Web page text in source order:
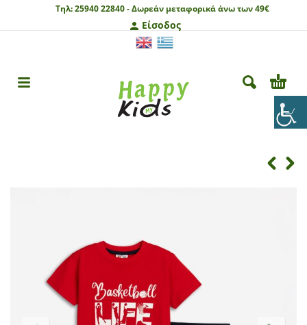
Τηλ:25940 22840 -Δωρεάν μεταφορικά άνω των 49€
Είσοδος